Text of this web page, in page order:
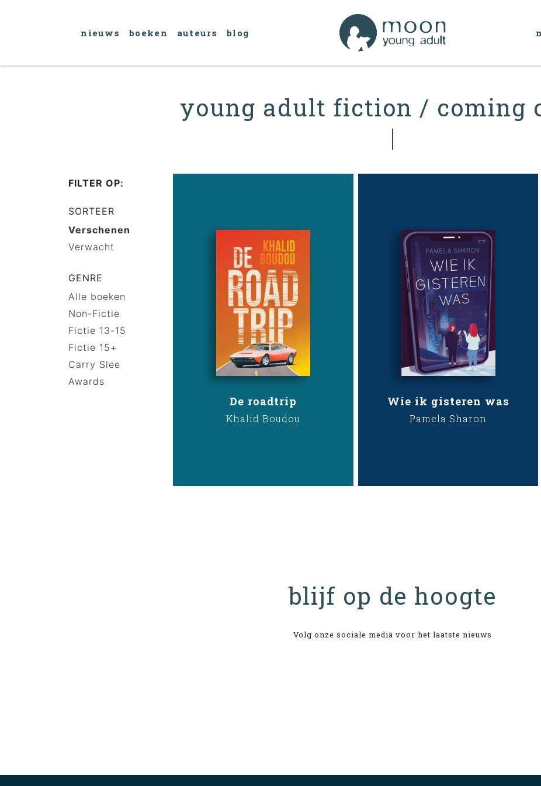
nieuws boeken auteurs blog
young adult fiction / coming
FILTER OP:
SORTEER
Verschenen
Verwacht
GENRE
Alle boeken
Non-Fictie
Fictie 13-15
Fictie 15+
Carry Slee
Awards
De roadtrip
Khalid Boudou
Wie ik gisteren was
Pamela Sharon
blijf op de hoogte
Volg onze sociale media voor het laatste nieuws